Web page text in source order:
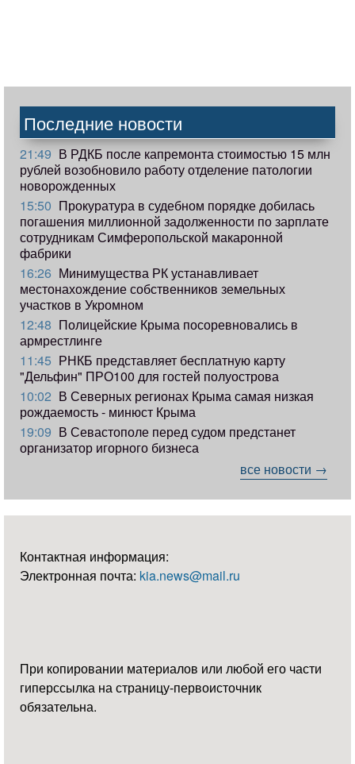
Последние новости
21:49 В РДКБ после капремонта стоимостью 15 млн
рублей возобновило работу отделение патологии
новорожденных
15:50 Прокуратура в судебном порядке добилась
погашения миллионной задолженности по зарплате
сотрудникам Симферопольской макаронной
фабрики
16:26 Минимущества РК устанавливает
местонахождение собственников земельных
участков в Укромном
12:48 Полицейские Крыма посоревновались в
армрестлинге
11:45 РНКБ представляет бесплатную карту
"Дельфин" ПРО100 для гостей полуострова
10:02 В Северных регионах Крыма самая низкая
рождаемость - минюст Крыма
19:09 В Севастополе перед судом предстанет
организатор игорного бизнеса
все новости →
Контактная информация:
Электронная почта: kia.news@mail.ru
При копировании материалов или любой его части
гиперссылка на страницу-первоисточник
обязательна.